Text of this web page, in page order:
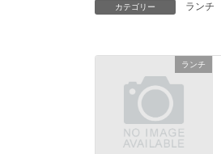
カテゴリー ランチ
ランチ